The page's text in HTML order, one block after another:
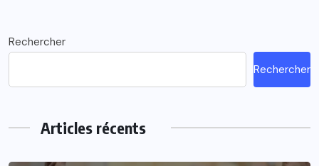
Rechercher
Rechercher
Articles récents